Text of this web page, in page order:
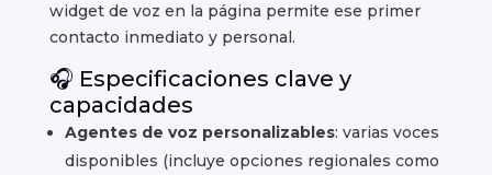
widget de voz en la página permite ese primer
contacto inmediato y personal.
🎧 Especificaciones clave y
capacidades
Agentes de voz personalizables: varias voces
disponibles (incluye opciones regionales como